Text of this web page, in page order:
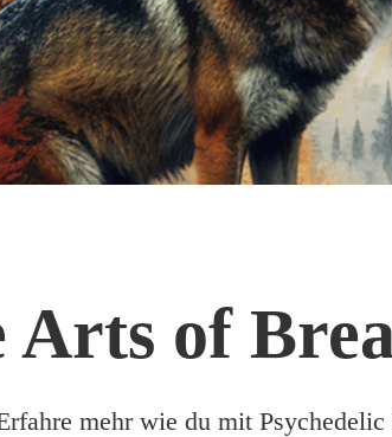
Arts of
mehr wie du mit